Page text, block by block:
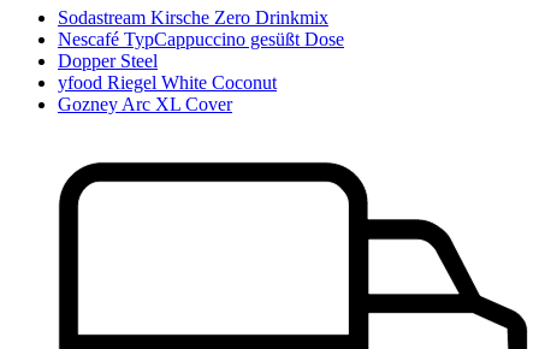
Sodastream Kirsche Zero Drinkmix
Nescafé TypCappuccino gesüßt Dose
Dopper Steel
yfood Riegel White Coconut
Gozney Arc XL Cover